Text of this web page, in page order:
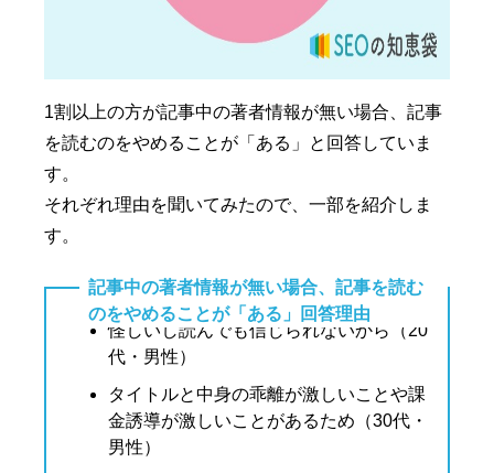
1割以上の方が記事中の著者情報が無い場合、記事
を読むのをやめることが「ある」と回答していま
す。
それぞれ理由を聞いてみたので、一部を紹介しま
す。
記事中の著者情報が無い場合、記事を読む
のをやめることが「ある」回答理由
怪しいし読んでも信じられないから（20
代・男性）
タイトルと中身の乖離が激しいことや課
金誘導が激しいことがあるため（30代・
男性）